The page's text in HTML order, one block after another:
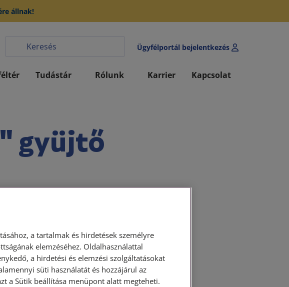
állnak!
Ügyfélportál bejelentkezés
Tudástár Rólunk Karrier Kapcsolat
gyüjtő
a tartalmak és hirdetések személyre
elemzéséhez. Oldalhasználattal
a hirdetési és elemzési szolgáltatásokat
süti használatát és hozzájárul az
a Sütik beállítása menüpont alatt megteheti.